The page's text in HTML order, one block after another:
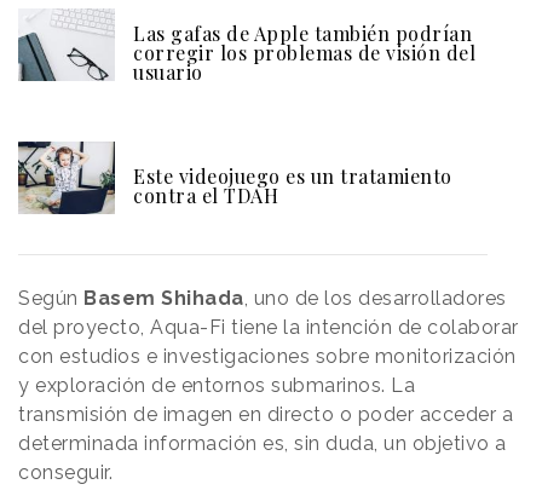
Las gafas de Apple también podrían
corregir los problemas de visión del
usuario
Este videojuego es un tratamiento
contra el TDAH
Según Basem Shihada , uno de los desarrolladores
del proyecto, Aqua-Fi tiene la intención de colaborar
con estudios e investigaciones sobre monitorización
y exploración de entornos submarinos. La
transmisión de imagen en directo o poder acceder a
determinada información es, sin duda, un objetivo a
conseguir.